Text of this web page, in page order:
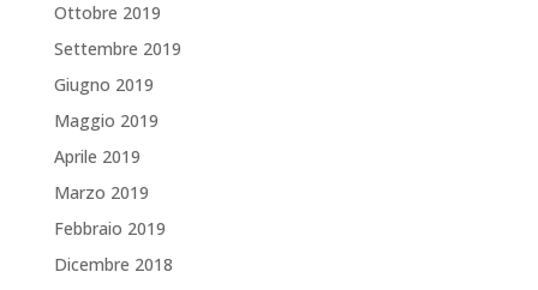
Ottobre 2019
Settembre 2019
Giugno 2019
Maggio 2019
Aprile 2019
Marzo 2019
Febbraio 2019
Dicembre 2018